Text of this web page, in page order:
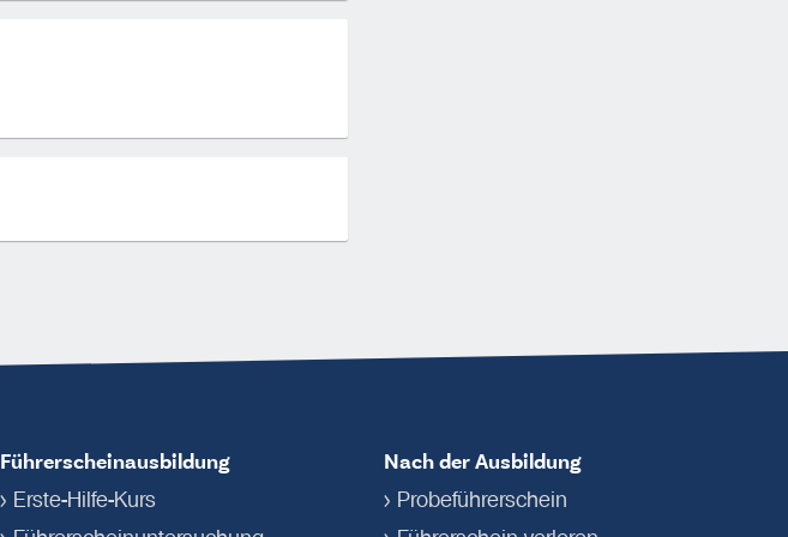
Führerscheinausbildung
Erste-Hilfe-Kurs
Nach der Ausbildung
Probeführerschein